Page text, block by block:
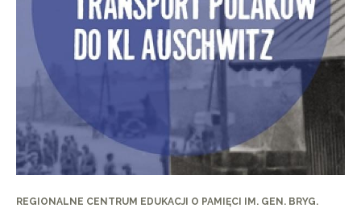
REGIONALNE CENTRUM EDUKACJI O PAMIĘCI IM. GEN. BRYG.